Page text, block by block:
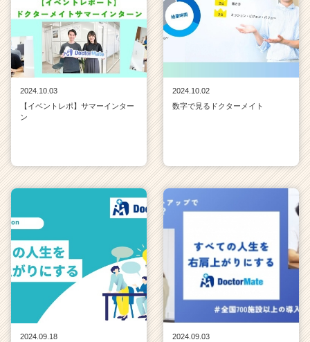
2024.10.03
【イベントレポ】サマーインター
ン
2024.10.02
数字で見るドクターメイト
2024.09.18
2024.09.03